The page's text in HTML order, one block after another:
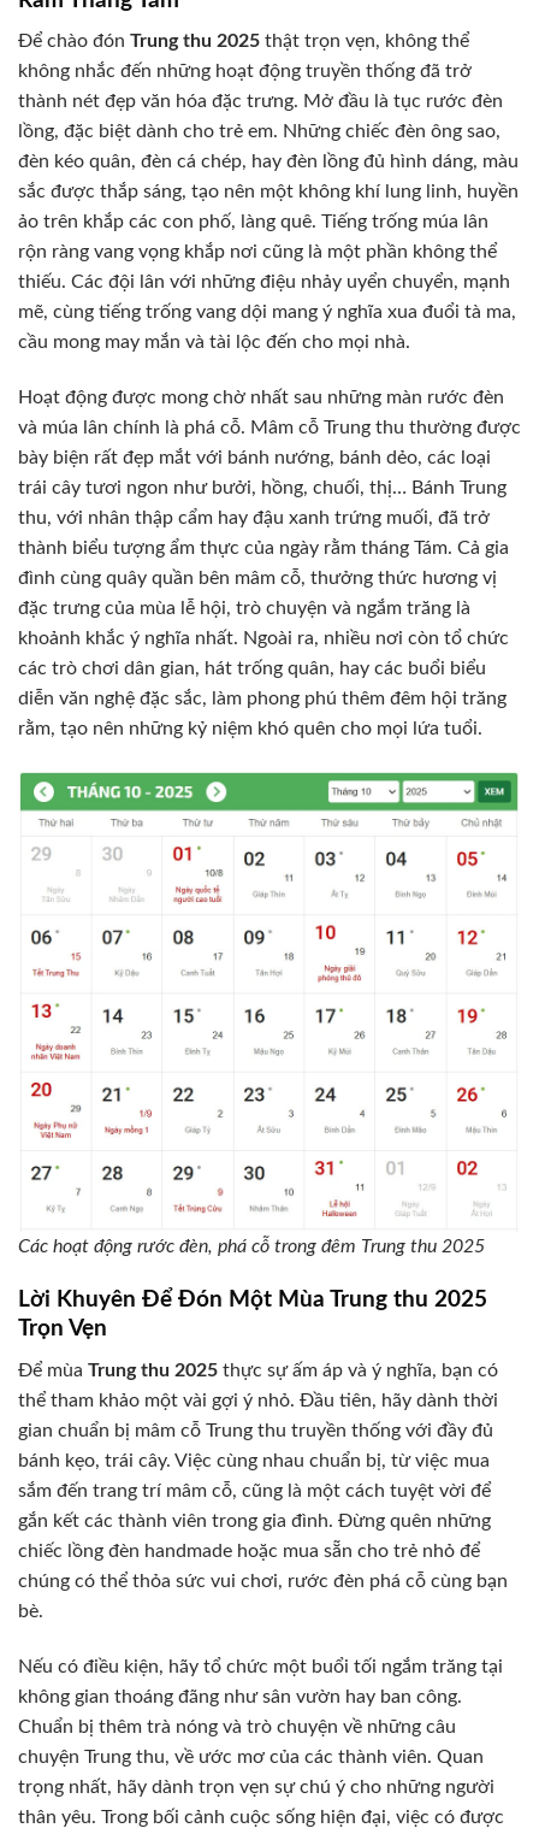
Để chào đón Trung thu 2025 thật trọn vẹn, không thể
không nhắc đến những hoạt động truyền thống đã trở
thành nét đẹp văn hóa đặc trưng. Mở đầu là tục rước đèn
lồng, đặc biệt dành cho trẻ em. Những chiếc đèn ông sao,
đèn kéo quân, đèn cá chép, hay đèn lồng đủ hình dáng, màu
sắc được thắp sáng, tạo nên một không khí lung linh, huyền
ảo trên khắp các con phố, làng quê. Tiếng trống múa lân
rộn ràng vang vọng khắp nơi cũng là một phần không thể
thiếu. Các đội lân với những điệu nhảy uyển chuyển, mạnh
mẽ, cùng tiếng trống vang dội mang ý nghĩa xua đuổi tà ma,
cầu mong may mắn và tài lộc đến cho mọi nhà.
Hoạt động được mong chờ nhất sau những màn rước đèn
và múa lân chính là phá cỗ. Mâm cỗ Trung thu thường được
bày biện rất đẹp mắt với bánh nướng, bánh dẻo, các loại
trái cây tươi ngon như bưởi, hồng, chuối, thị… Bánh Trung
thu, với nhân thập cẩm hay đậu xanh trứng muối, đã trở
thành biểu tượng ẩm thực của ngày rằm tháng Tám. Cả gia
đình cùng quây quần bên mâm cỗ, thưởng thức hương vị
đặc trưng của mùa lễ hội, trò chuyện và ngắm trăng là
khoảnh khắc ý nghĩa nhất. Ngoài ra, nhiều nơi còn tổ chức
các trò chơi dân gian, hát trống quân, hay các buổi biểu
diễn văn nghệ đặc sắc, làm phong phú thêm đêm hội trăng
rằm, tạo nên những kỷ niệm khó quên cho mọi lứa tuổi.
Các hoạt động rước đèn, phá cỗ trong đêm Trung thu 2025
Lời Khuyên Để Đón Một Mùa Trung thu 2025
Trọn Vẹn
Để mùa Trung thu 2025 thực sự ấm áp và ý nghĩa, bạn có
thể tham khảo một vài gợi ý nhỏ. Đầu tiên, hãy dành thời
gian chuẩn bị mâm cỗ Trung thu truyền thống với đầy đủ
bánh kẹo, trái cây. Việc cùng nhau chuẩn bị, từ việc mua
sắm đến trang trí mâm cỗ, cũng là một cách tuyệt vời để
gắn kết các thành viên trong gia đình. Đừng quên những
chiếc lồng đèn handmade hoặc mua sẵn cho trẻ nhỏ để
chúng có thể thỏa sức vui chơi, rước đèn phá cỗ cùng bạn
bè.
Nếu có điều kiện, hãy tổ chức một buổi tối ngắm trăng tại
không gian thoáng đãng như sân vườn hay ban công.
Chuẩn bị thêm trà nóng và trò chuyện về những câu
chuyện Trung thu, về ước mơ của các thành viên. Quan
trọng nhất, hãy dành trọn vẹn sự chú ý cho những người
thân yêu. Trong bối cảnh cuộc sống hiện đại, việc có được